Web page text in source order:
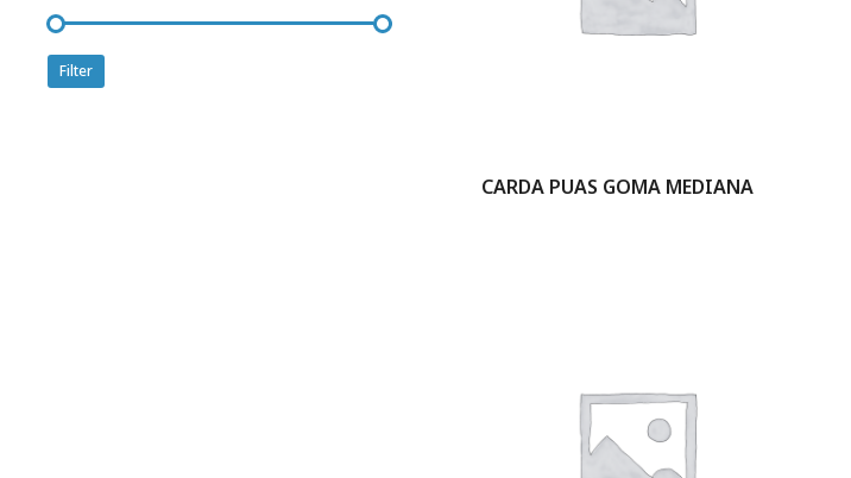
Filter
CARDA PUAS GOMA MEDIANA